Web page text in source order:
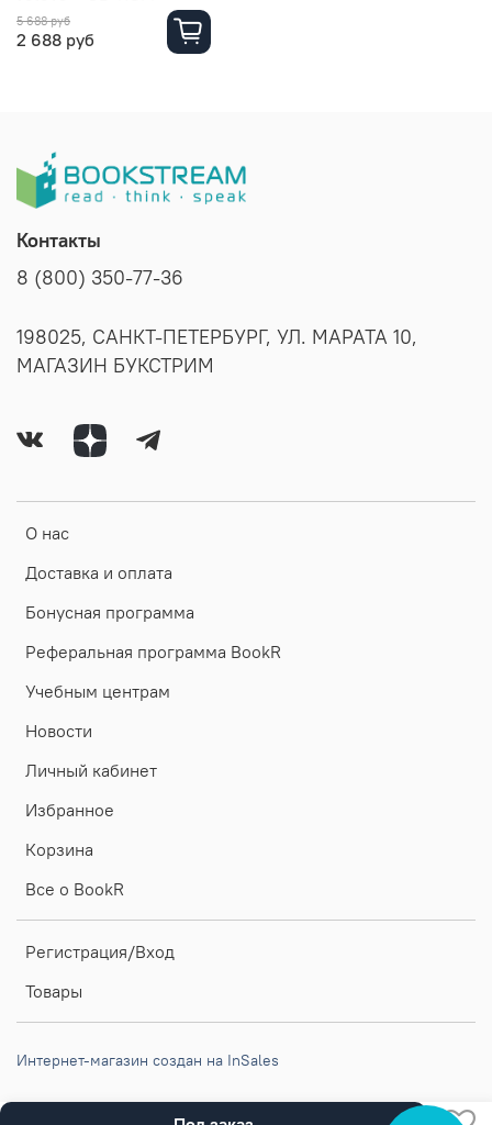
5 688 руб
2 688 руб
О нас
Доставка и оплата
Бонусная программа
Реферальная программа BookR
Учебным центрам
Новости
Личный кабинет
Избранное
Корзина
Все о BookR
Регистрация/Вход
Товары
Контакты
8 (800) 350-77-36
198025, САНКТ-ПЕТЕРБУРГ, УЛ. МАРАТА 10,
МАГАЗИН БУКСТРИМ
Интернет-магазин создан на InSales